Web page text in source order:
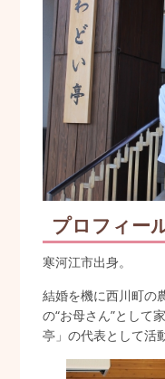
プロフィー
寒河江市出身。
結婚を機に西川町の
の“お母さん”として
亭」の代表として活